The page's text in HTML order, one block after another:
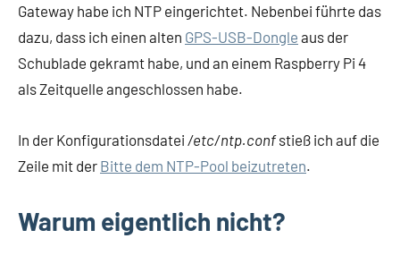
Gateway habe ich NTP eingerichtet. Nebenbei führte das
dazu, dass ich einen alten GPS-USB-Dongle aus der
Schublade gekramt habe, und an einem Raspberry Pi 4
als Zeitquelle angeschlossen habe.
In der Konfigurationsdatei /etc/ntp.confstieß ich auf die
Zeile mit der Bitte dem NTP-Pool beizutreten.
Warum eigentlich nicht?